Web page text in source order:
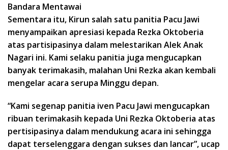
Bandara Mentawai
Sementara itu, Kirun salah satu panitia Pacu Jawi
menyampaikan apresiasi kepada Rezka Oktoberia
atas partisipasinya dalam melestarikan Alek Anak
Nagari ini. Kami selaku panitia juga mengucapkan
banyak terimakasih, malahan Uni Rezka akan kembali
mengelar acara serupa Minggu depan.
“Kami segenap panitia iven Pacu Jawi mengucapkan
ribuan terimakasih kepada Uni Rezka Oktoberia atas
pertisipasinya dalam mendukung acara ini sehingga
dapat terselenggara dengan sukses dan lancar”, ucap